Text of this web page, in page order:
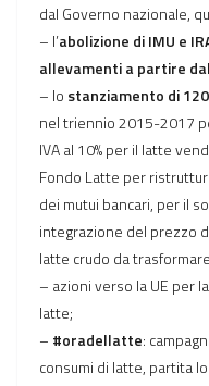
dal Governo nazionale,
– l’abolizione di IMU e
allevamenti a partire
– lo stanziamento di
nel triennio 2015-2017
IVA al 10% per il latte
Fondo Latte per
dei mutui bancari, per il
integrazione del prezzo
latte crudo da
– azioni verso la UE per
latte;
– #oradellatte:
consumi di latte, partita